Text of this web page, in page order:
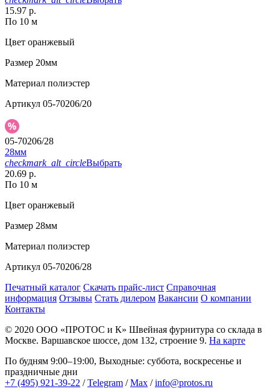
15.97 р.
По 10 м
Цвет оранжевый
Размер 20мм
Материал полиэстер
Артикул 05-70206/20
05-70206/28
28мм
checkmark_alt_circleВыбрать
20.69 р.
По 10 м
Цвет оранжевый
Размер 28мм
Материал полиэстер
Артикул 05-70206/28
Печатный каталог Скачать прайс-лист Справочная
информация Отзывы Стать дилером Вакансии О компании
Контакты
© 2020 ООО «ПРОТОС и К» Швейная фурнитура со склада в
Москве. Варшавское шоссе, дом 132, строение 9. На карте
По будням 9:00–19:00, Выходные: суббота, воскресенье и
праздничные дни
+7 (495) 921-39-22 /Telegram /Max /info@protos.ru